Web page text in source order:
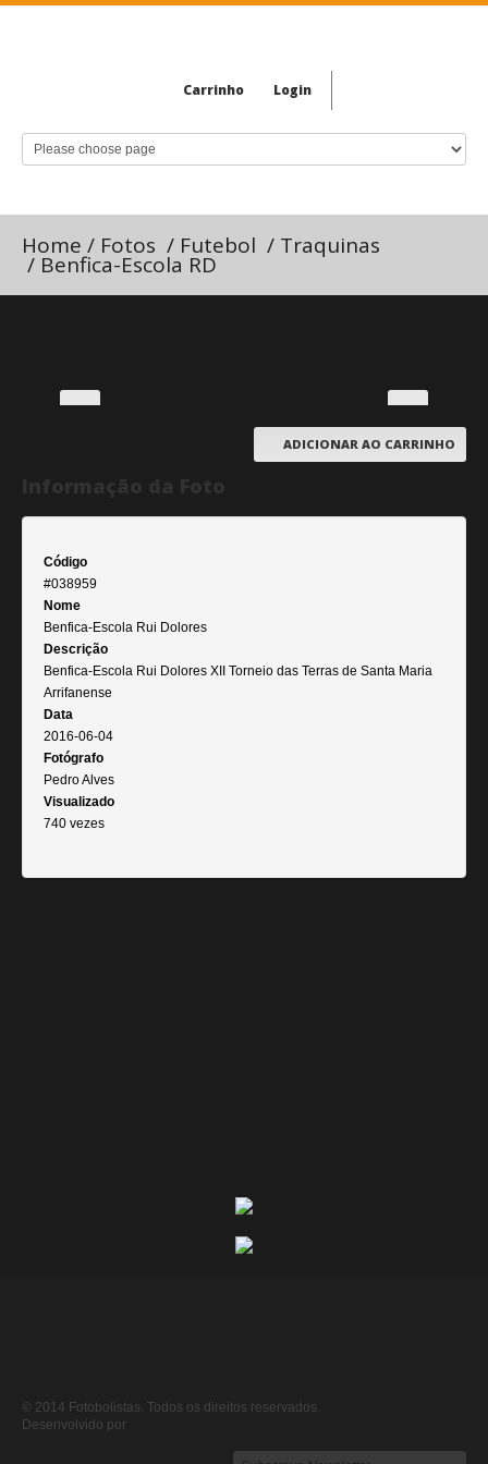
Carrinho Login
Home / Fotos / Futebol / Traquinas
/ Benfica-Escola RD
ADICIONAR AO CARRINHO
Código
#038959
Nome
Benfica-Escola Rui Dolores
Descrição
Benfica-Escola Rui Dolores XII Torneio das Terras de Santa Maria
Arrifanense
Data
2016-06-04
Fotógrafo
Pedro Alves
Visualizado
740 vezes
© 2014 Fotobolistas. Todos os direitos reservados.
Desenvolvido por